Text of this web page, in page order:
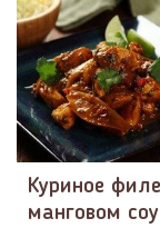
Куриное
манговом